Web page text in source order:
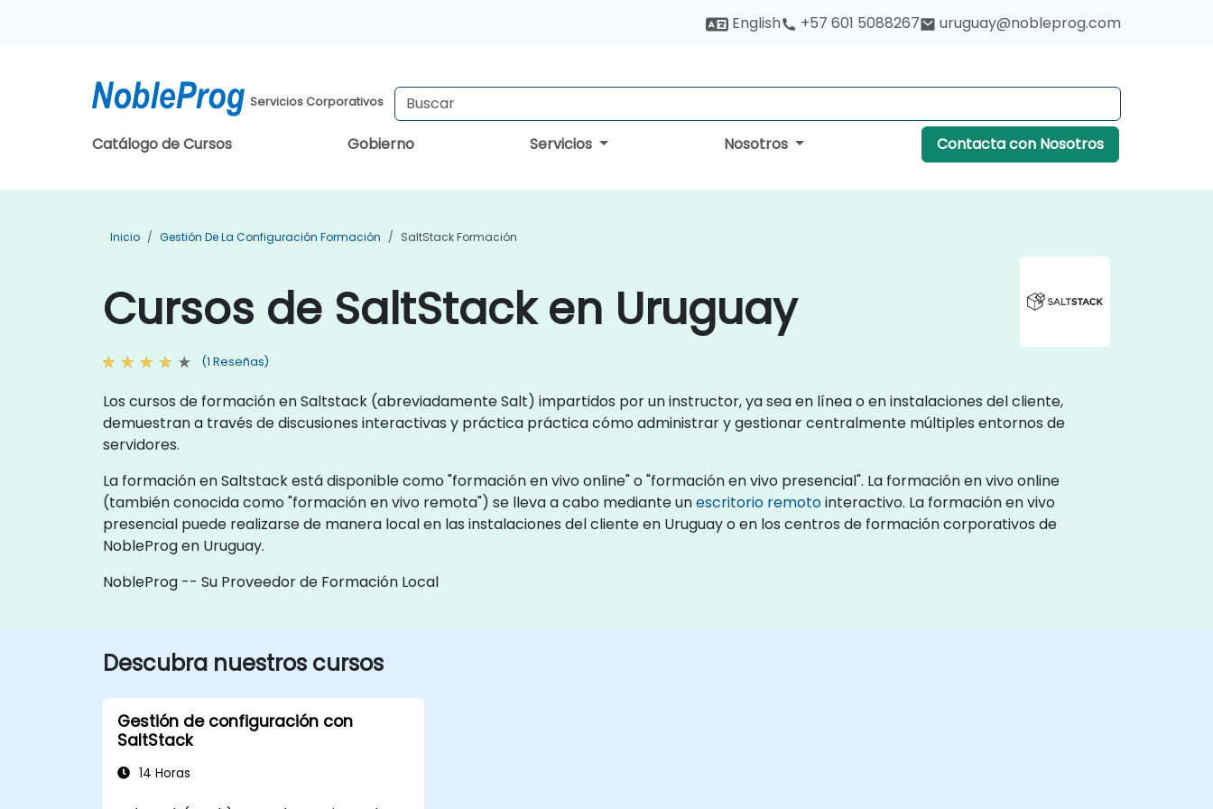
English +57 601 5088267 uruguay@nobleprog.com
Servicios Corporativos
Catálogo de Cursos Gobierno Servicios Nosotros Contacta con Nosotros
Inicio Gestión De La Configuración Formación SaltStack Formación
Cursos de SaltStack en Uruguay
(1 Reseñas)
Los cursos de formación en Saltstack (abreviadamente Salt) impartidos por un instructor, ya sea en línea o en instalaciones del cliente,
demuestran a través de discusiones interactivas y práctica práctica cómo administrar y gestionar centralmente múltiples entornos de
servidores.
La formación en Saltstack está disponible como "formación en vivo online" o "formación en vivo presencial". La formación en vivo online
(también conocida como "formación en vivo remota") se lleva a cabo mediante unescritorio remotointeractivo. La formación en vivo
presencial puede realizarse de manera local en las instalaciones del cliente en Uruguay o en los centros de formación corporativos de
NobleProg en Uruguay.
NobleProg -- Su Proveedor de Formación Local
Descubra nuestros cursos
Gestión de configuración con
SaltStack
14 Horas